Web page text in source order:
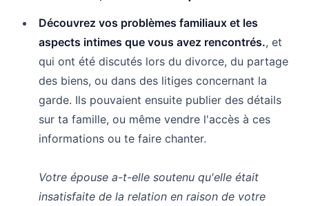
Découvrez vos problèmes familiaux et les
aspects intimes que vous avez rencontrés., et
qui ont été discutés lors du divorce, du partage
des biens, ou dans des litiges concernant la
garde. Ils pouvaient ensuite publier des détails
sur ta famille, ou même vendre l'accès à ces
informations ou te faire chanter.
Votre épouse a-t-elle soutenu qu'elle était
insatisfaite de la relation en raison de votre